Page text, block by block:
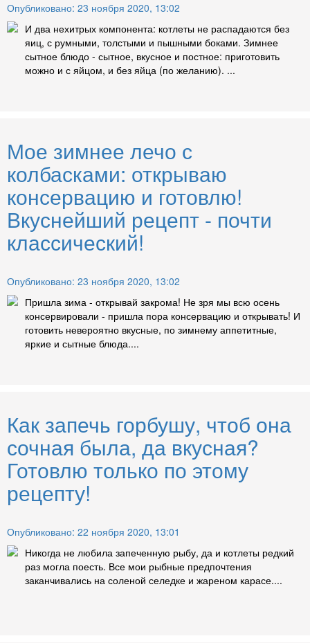
Опубликовано: 23 ноября 2020, 13:02
И два нехитрых компонента: котлеты не распадаются без
яиц, с румными, толстыми и пышными боками. Зимнее
сытное блюдо - сытное, вкусное и постное: приготовить
можно и с яйцом, и без яйца (по желанию). ...
Мое зимнее лечо с
колбасками: открываю
консервацию и готовлю!
Вкуснейший рецепт - почти
классический!
Опубликовано: 23 ноября 2020, 13:02
Пришла зима - открывай закрома! Не зря мы всю осень
консервировали - пришла пора консервацию и открывать! И
готовить невероятно вкусные, по зимнему аппетитные,
яркие и сытные блюда....
Как запечь горбушу, чтоб она
сочная была, да вкусная?
Готовлю только по этому
рецепту!
Опубликовано: 22 ноября 2020, 13:01
Никогда не любила запеченную рыбу, да и котлеты редкий
раз могла поесть. Все мои рыбные предпочтения
заканчивались на соленой селедке и жареном карасе....